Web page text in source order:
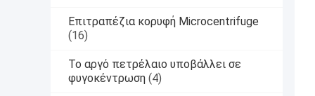
Επιτραπέζια κορυφή Microcentrifuge
(16)
Το αργό πετρέλαιο υποβάλλει σε
φυγοκέντρωση (4)